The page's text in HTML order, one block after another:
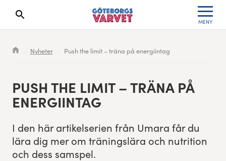
MENY
Sökresultaten dyker upp här
Nyheter Push the limit – träna på energiintag
PUSH THE LIM­IT – TRÄ­NA PÅ
ENERGIINTAG
I den här artikelse­rien från Umara får du
lära dig mer om trän­ingslära och nutri­tion
och dess samspel.
Seedningsregler
Göteborgsvarvet Expo
Cityvarvet
Lilla Varvet
Leverantörer
Partnerportal
Anmälan